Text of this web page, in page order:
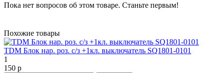
Пока нет вопросов об этом товаре. Станьте первым!
Похожие товары
TDM Блок нар. роз. с/з +1кл. выключатель SQ1801-0101
1
150 р